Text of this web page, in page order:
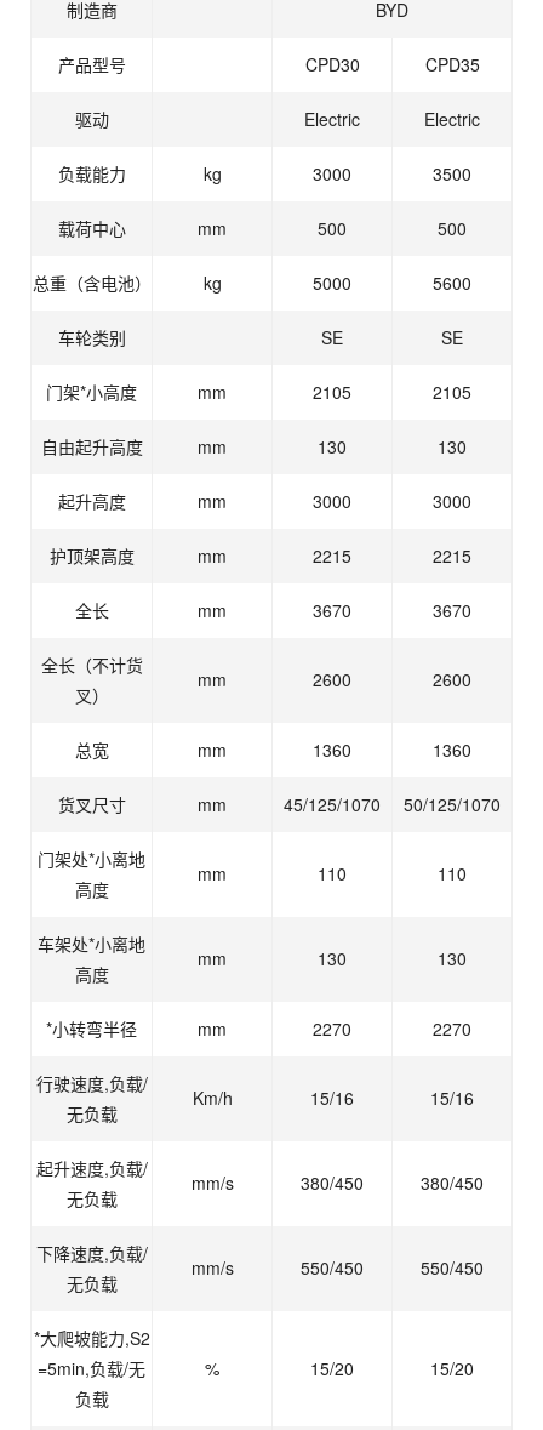
制造商 BYD
产品型号 CPD30 CPD35
驱动 Electric Electric
负载能力 kg 3000 3500
载荷中心 mm 500 500
总重（含电池） kg 5000 5600
车轮类别 SE SE
门架*小高度 mm 2105 2105
自由起升高度 mm 130 130
起升高度 mm 3000 3000
护顶架高度 mm 2215 2215
全长 mm 3670 3670
全长（不计货
叉）
mm 2600 2600
总宽 mm 1360 1360
货叉尺寸 mm 45/125/1070 50/125/1070
门架处*小离地
高度
mm 110 110
车架处*小离地
高度
mm 130 130
*小转弯半径 mm 2270 2270
行驶速度,负载/
无负载
Km/h 15/16 15/16
起升速度,负载/
无负载
mm/s 380/450 380/450
下降速度,负载/
无负载
mm/s 550/450 550/450
*大爬坡能力,S2
=5min,负载/无
负载
% 15/20 15/20